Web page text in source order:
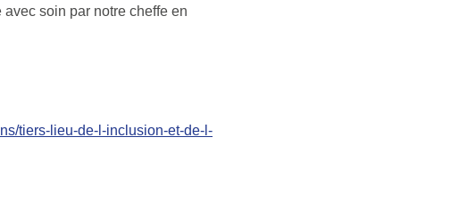
soin par notre cheffe en
tiers-lieu-de-l-inclusion-et-de-l-